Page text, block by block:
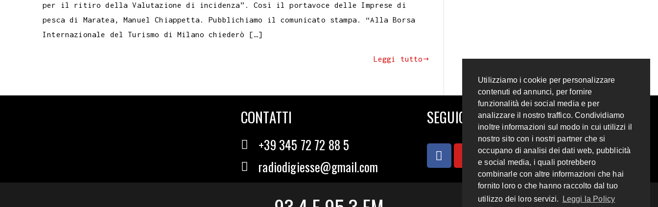
per il ritiro della Valutazione di incidenza”. Così il portavoce delle Imprese di
pesca di Maratea, Manuel Chiappetta. Pubblichiamo il comunicato stampa. “Alla Borsa
Internazionale del Turismo di Milano chiederò […]
Leggi tutto
CONTATTI
+39 345 72 72 88 5
radiodigiesse@gmail.com
SEGUICI SUI SOCIAL
Utilizziamo i cookie per personalizzare
contenuti ed annunci, per fornire
funzionalità dei social media e per
analizzare il nostro traffico. Condividiamo
inoltre informazioni sul modo in cui utilizzi il
nostro sito con i nostri partner che si
occupano di analisi dei dati web, pubblicità
e social media, i quali potrebbero
combinarle con altre informazioni che hai
fornito loro o che hanno raccolto dal tuo
utilizzo dei loro servizi.
Leggi la Policy